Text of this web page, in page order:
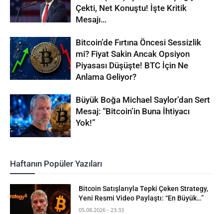
Çekti, Net Konuştu! İşte Kritik
Mesajı…
Bitcoin’de Fırtına Öncesi Sessizlik
mi? Fiyat Sakin Ancak Opsiyon
Piyasası Düşüşte! BTC İçin Ne
Anlama Geliyor?
Büyük Boğa Michael Saylor’dan Sert
Mesaj: “Bitcoin’in Buna İhtiyacı
Yok!”
Haftanın Popüler Yazıları
Bitcoin Satışlarıyla Tepki Çeken Strategy,
Yeni Resmi Video Paylaştı: “En Büyük…”
05.08.2026 - 23:33